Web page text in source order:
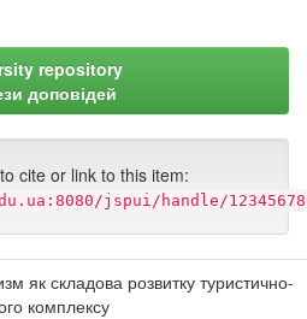
repository
доповідей
cite or link to this item:
jspui/handle/
як складова розвитку туристично-
комплексу